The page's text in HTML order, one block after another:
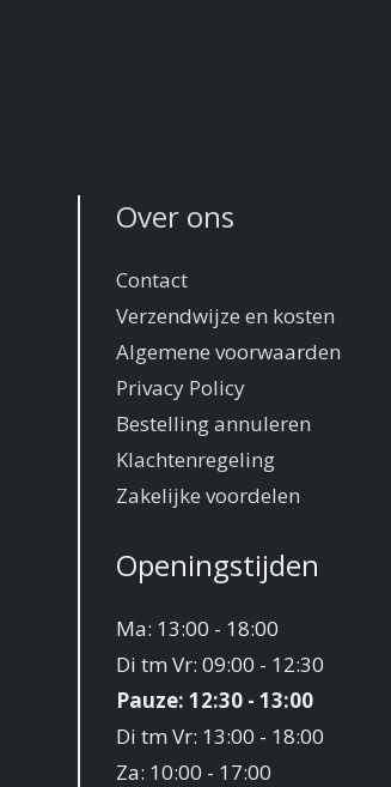
Over ons
Contact
Verzendwijze en kosten
Algemene voorwaarden
Privacy Policy
Bestelling annuleren
Klachtenregeling
Zakelijke voordelen
Openingstijden
Ma: 13:00 - 18:00
Di tm Vr: 09:00 - 12:30
Pauze: 12:30 - 13:00
Di tm Vr: 13:00 - 18:00
Za: 10:00 - 17:00